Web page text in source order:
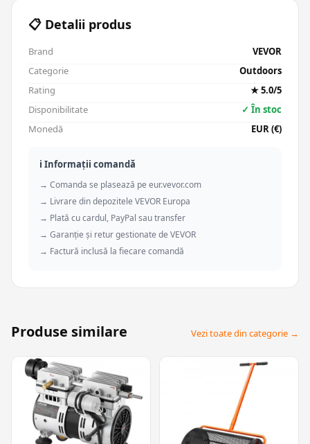
📋 Detalii produs
Brand
VEVOR
Categorie
Outdoors
Rating
★ 5.0/5
Disponibilitate
✓ În stoc
Monedă
EUR (€)
ℹ️ Informații comandă
→ Comanda se plasează pe eur.vevor.com
→ Livrare din depozitele VEVOR Europa
→ Plată cu cardul, PayPal sau transfer
→ Garanție și retur gestionate de VEVOR
→ Factură inclusă la fiecare comandă
Produse similare Vezi toate din categorie →